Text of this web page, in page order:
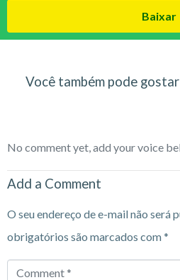
Baixar
Você também pode
No comment yet, add your voice
Add a Comment
O seu endereço de e-mail não será
obrigatórios são marcados com*
Comment